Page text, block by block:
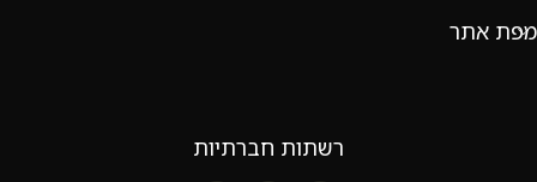
מפת אתר
רשתות חברתיות